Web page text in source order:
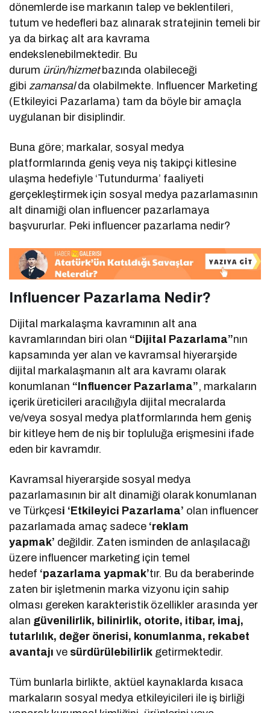
dönemlerde ise markanın talep ve beklentileri,
tutum ve hedefleri baz alınarak stratejinin temeli bir
ya da birkaç alt ara kavrama
endekslenebilmektedir. Bu
durum ürün/hizmetbazında olabileceği
gibizamansalda olabilmekte. Influencer Marketing
(Etkileyici Pazarlama) tam da böyle bir amaçla
uygulanan bir disiplindir.
Buna göre; markalar, sosyal medya
platformlarında geniş veya niş takipçi kitlesine
ulaşma hedefiyle ‘Tutundurma’ faaliyeti
gerçekleştirmek için sosyal medya pazarlamasının
alt dinamiği olan influencer pazarlamaya
başvururlar. Peki influencer pazarlama nedir?
Influencer Pazarlama Nedir?
Dijital markalaşma kavramının alt ana
kavramlarından biri olan “Dijital Pazarlama”nın
kapsamında yer alan ve kavramsal hiyerarşide
dijital markalaşmanın alt ara kavramı olarak
konumlanan “Influencer Pazarlama”, markaların
içerik üreticileri aracılığıyla dijital mecralarda
ve/veya sosyal medya platformlarında hem geniş
bir kitleye hem de niş bir topluluğa erişmesini ifade
eden bir kavramdır.
Kavramsal hiyerarşide sosyal medya
pazarlamasının bir alt dinamiği olarak konumlanan
ve Türkçesi ‘Etkileyici Pazarlama’ olan influencer
pazarlamada amaç sadece ‘reklam
yapmak’ değildir. Zaten isminden de anlaşılacağı
üzere influencer marketing için temel
hedef ‘pazarlama yapmak’tır. Bu da beraberinde
zaten bir işletmenin marka vizyonu için sahip
olması gereken karakteristik özellikler arasında yer
alan güvenilirlik, bilinirlik, otorite, itibar, imaj,
tutarlılık, değer önerisi, konumlanma, rekabet
avantajı ve sürdürülebilirlik getirmektedir.
Tüm bunlarla birlikte, aktüel kaynaklarda kısaca
markaların sosyal medya etkileyicileri ile iş birliği